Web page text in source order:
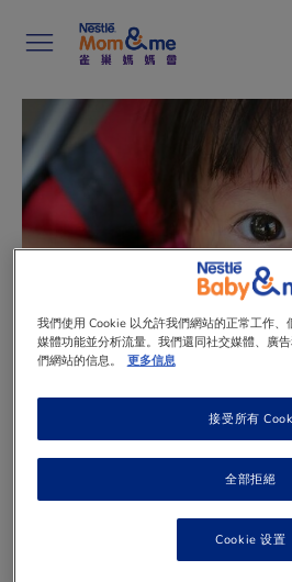
Search
我們使用 Cookie 以允許我們網站的正常工作
媒體功能並分析流量。我們還同社交媒體、廣
們網站的信息。
更多信息
全部拒絕
接受所有
Cookie 设置